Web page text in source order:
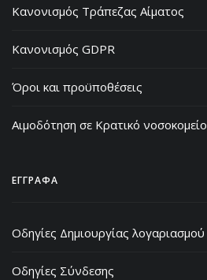
Κανονισμός Τράπεζας Αίματος
Κανονισμός GDPR
Όροι και προϋποθέσεις
Αιμοδότηση σε Κρατικό νοσοκομείο
ΕΓΓΡΑΦΑ
Οδηγίες Δημιουργίας λογαριασμού
Οδηγίες Σύνδεσης